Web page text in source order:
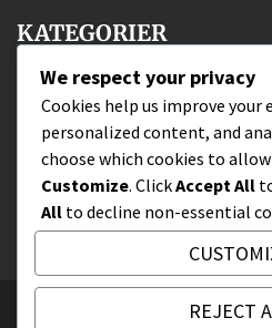
KATEGORIER
Stadionarkitektur
Stadionhistorie
Stadionkapasitet
We respect your privacy
Cookies help us improve your
personalized content, and
choose which cookies to
Customize. ClickAccept All
All to decline non-essential
REJECT